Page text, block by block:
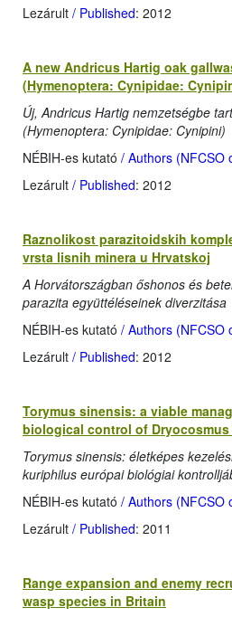
Lezárult / Published: 2012
A new Andricus Hartig oak
(Hymenoptera: Cynipidae:
Új, Andricus Hartig nemzetségbe
(Hymenoptera: Cynipidae: Cynipini)
NÉBIH-es kutató / Authors (NFCSO
Lezárult / Published: 2012
Raznolikost parazitoidskih
vrsta lisnih minera u Hrvatskoj
A Horvátországban őshonos és
parazita együttéléseinek diverzitása
NÉBIH-es kutató / Authors (NFCSO
Lezárult / Published: 2012
Torymus sinensis: a viable
biological control of
Torymus sinensis: életképes
kuriphilus európai biológiai
NÉBIH-es kutató / Authors (NFCSO
Lezárult / Published: 2011
Range expansion and enemy
wasp species in Britain